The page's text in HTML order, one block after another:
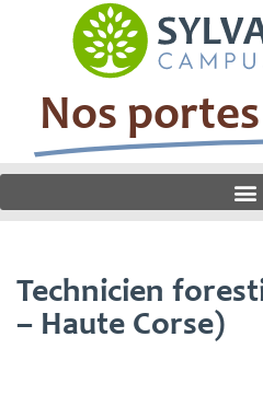
Nos
Technicien
– Haute Corse)